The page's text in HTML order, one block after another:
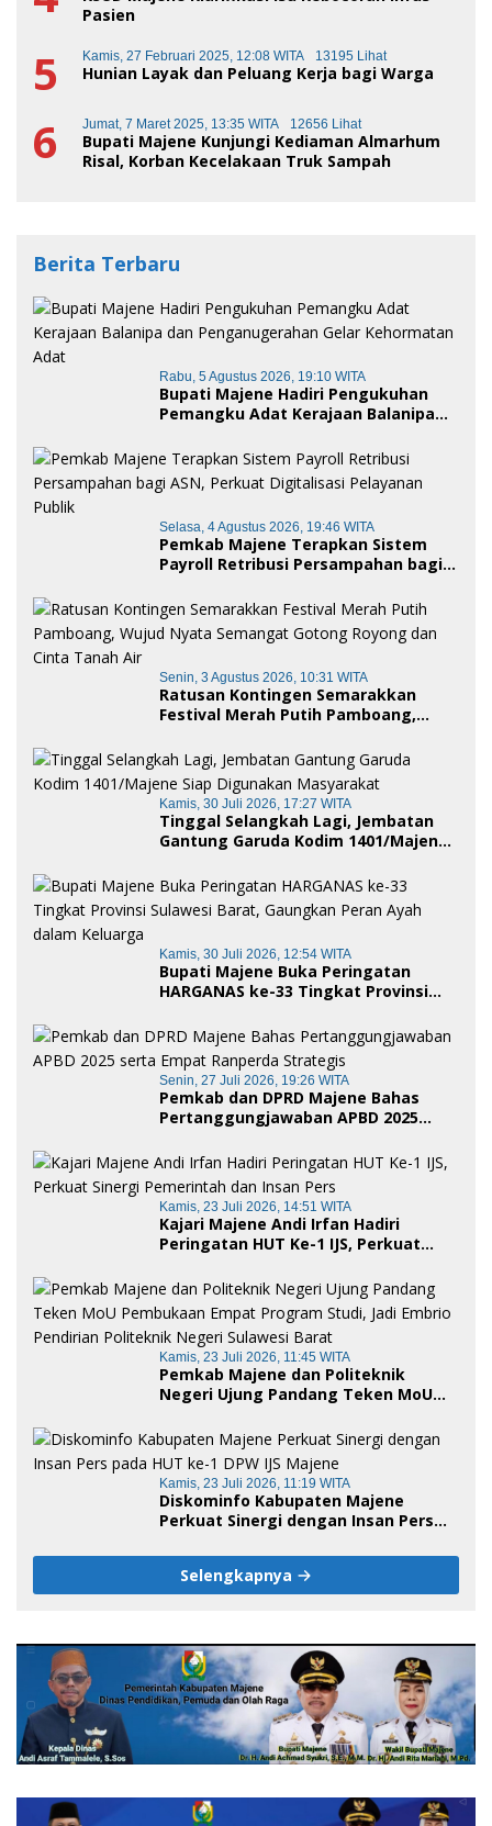
Pasien
5 Kamis, 27 Februari 2025, 12:08 WITA 13195 Lihat
Hunian Layak dan Peluang Kerja bagi Warga
6 Jumat, 7 Maret 2025, 13:35 WITA 12656 Lihat
Bupati Majene Kunjungi Kediaman Almarhum
Risal, Korban Kecelakaan Truk Sampah
Berita Terbaru
Rabu, 5 Agustus 2026, 19:10 WITA
Bupati Majene Hadiri Pengukuhan
Pemangku Adat Kerajaan Balanipa
Kehormatan Adat
Selasa, 4 Agustus 2026, 19:46 WITA
Pemkab Majene Terapkan Sistem
Payroll Retribusi Persampahan bagi
Publik
Senin, 3 Agustus 2026, 10:31 WITA
Ratusan Kontingen Semarakkan
Festival Merah Putih Pamboang,
Royong dan Cinta Tanah Air
Kamis, 30 Juli 2026, 17:27 WITA
Tinggal Selangkah Lagi, Jembatan
Gantung Garuda Kodim 1401/Majene
Kamis, 30 Juli 2026, 12:54 WITA
Bupati Majene Buka Peringatan
HARGANAS ke-33 Tingkat Provinsi
Ayah dalam Keluarga
Senin, 27 Juli 2026, 19:26 WITA
Pemkab dan DPRD Majene Bahas
Pertanggungjawaban APBD 2025
Kamis, 23 Juli 2026, 14:51 WITA
Kajari Majene Andi Irfan Hadiri
Peringatan HUT Ke-1 IJS, Perkuat
Kamis, 23 Juli 2026, 11:45 WITA
Pemkab Majene dan Politeknik
Negeri Ujung Pandang Teken MoU
Jadi Embrio Pendirian Politeknik
Negeri Sulawesi Barat
Kamis, 23 Juli 2026, 11:19 WITA
Diskominfo Kabupaten Majene
Perkuat Sinergi dengan Insan Pers
Selengkapnya